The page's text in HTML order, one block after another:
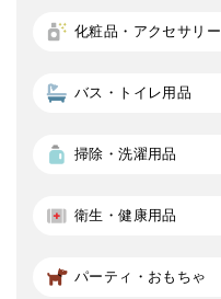
化粧品・アクセサリー
バス・トイレ用品
掃除・洗濯用品
衛生・健康用品
パーティ・おもちゃ